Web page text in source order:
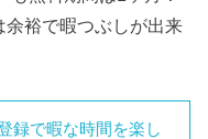
裕で暇つぶしが出来
録で暇な時間を楽し